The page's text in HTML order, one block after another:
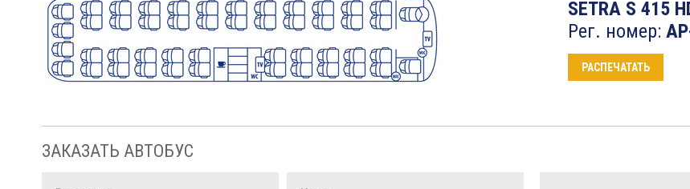
SETRA S 415
Рег. номер:
РАСПЕЧАТАТЬ
ЗАКАЗАТЬ АВТОБУС